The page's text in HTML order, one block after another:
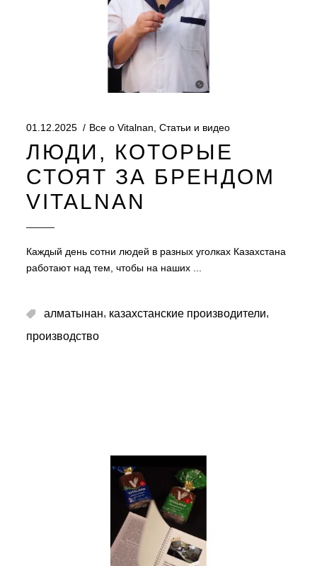
01.12.2025 Все о Vitalnan Статьи и видео
ЛЮДИ, КОТОРЫЕ
СТОЯТ ЗА БРЕНДОМ
VITALNAN
Каждый день сотни людей в разных уголках Казахстана
работают над тем, чтобы на наших
алматынан, казахстанские производители,
производство